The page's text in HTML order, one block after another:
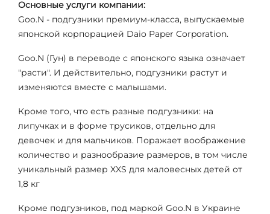
Основные услуги компании:
Goo.N - подгузники премиум-класса, выпускаемые
японской корпорацией Daio Paper Corporation.
Goo.N (Гун) в переводе с японского языка означает
"расти". И действительно, подгузники растут и
изменяются вместе с малышами.
Кроме того, что есть разные подгузники: на
липучках и в форме трусиков, отдельно для
девочек и для мальчиков. Поражает воображение
количество и разнообразие размеров, в том числе
уникальный размер XXS для маловесных детей от
1,8 кг
Кроме подгузников, под маркой Goo.N в Украине